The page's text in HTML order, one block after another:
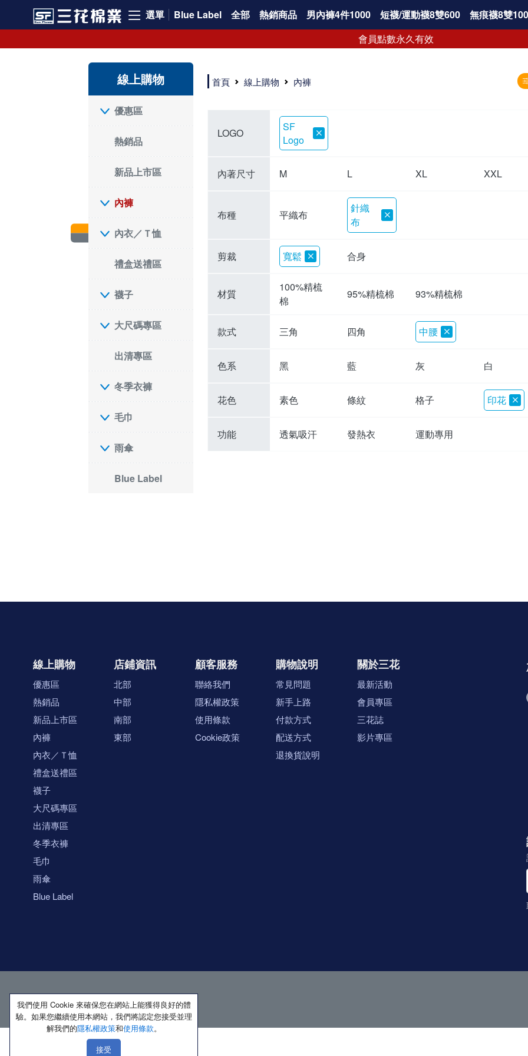
選單 Blue Label 全部 熱銷商品 男內褲4件1000 短襪/運動襪8雙600 無痕襪8雙
會員點數永久有效
線上購物
優惠區
熱銷品
新品上市區
內褲
內衣／Ｔ恤
禮盒送禮區
襪子
大尺碼專區
出清專區
冬季衣褲
毛巾
雨傘
Blue Label
選擇內褲、平口褲、純棉內褲首重品質。舒適、透氣的內褲、平口褲、純棉內褲能影響健康，須謹慎挑選。三花內褲透氣不悶，值得信賴！
三花內褲、平口褲、純棉內褲50年來持續升級，符合人體工學設計，柔軟無勒痕的鬆緊帶。三花內褲是肌膚好友，口碑熱銷！
選擇內褲首重品質。三花內褲50年來不斷升級，證明其卓越品質。符合人體工學剪裁，柔軟無痕鬆緊帶，是必買首選。兼具品質與外型，與肌膚零感接觸，穿著舒適，看來有質感。三花內褲設計獨特，質料優良，專業剪裁，呵護肌膚。新鮮高品質棉材製成，多款選擇，耐洗耐穿，三花內褲絕對首選。
"內褲購買及使用經驗網友來信分享 近年來，我經常在大型連鎖賣場如佳瑪、美華泰等地看到三花內褲的展示。最近一兩年，甚至百貨公司及街頭店鋪都開始大量出現三花專櫃或專賣店。我猜測，這應該是三花在營運策略上的調整，才使得這些改變成為現實。 本來，三花內褲一直是消費者選購內褲時的熱門選項之一。內褲櫃點的增多使我更加注意到這個品牌，因此我在選購內褲時，特意多研究了一下三花內褲的設計。 先從內褲外層包裝談起，有些內褲有PP袋包裝，有些則沒有。雖然這是一件小事，但我發現朋友們中有人會介意內褲包裝沒有PP袋。他們認為沒有PP袋會使包裝不夠精美。對我來說，有PP袋確實能提升包裝的精緻度，但內褲不裝PP袋其實也算是環保。所以，這就看每個人對內褲包裝的需求和感受了。 每次購買內褲時，我都會特別帶一件五片式剪裁的內褲。三花的平口內褲被稱為全國第一件五片式剪裁內褲，這話應該不是隨便說說的，畢竟三花是一個擁有超過50年歷史的老品牌，專注於研發和改良內褲。當初，我覺得這種設計有些花俏，只是圖個新鮮買來試試，結果發現內褲多一片真的有其優勢，尤其是減少了內褲卡屁的次數。雖然這個狀況不可能完全消失，但大大增加了穿著的舒適度。 三花內褲的價格也在我能接受的範圍內，因此它逐漸成為我的心頭好。此外，內褲選購時的另一個重要因素是鬆緊帶。看內褲是否舊了，第一眼通常看鬆緊帶。故意或不小心露出內褲褲頭的時候，印象分數也是由鬆緊帶決定的。 很多內褲品牌強調鬆緊帶的造型及花樣，這類內褲非常適合一些特殊場合，如單身聯誼或約會時穿著，能夠加分不少。日常使用的內褲則建議選擇鬆緊帶不易鬆垮的，花樣其次。三花特別強調內褲鬆緊帶的耐洗度，而其他品牌鮮少提及這一點。 分場合選擇內褲是我的習慣。特殊場合內褲要講究一點，但平日則需要選擇鬆緊帶有保障的內褲。畢竟，內褲是每天陪伴我們超過12個小時的衣物，找到適合自己且耐洗耐穿高CP值的內褲才是最明智的選擇。 內褲畢竟是消耗品，定期更換非常重要。如果內褲沾染到髒污或處於潮濕的環境，就不應該撐太久。這是因為內褲長期接觸身體的重要部位，所以選擇和保養都要謹慎。 以上是我個人的內褲使用分享，並非業配，不代表任何人的立場。內褲還是要以自身體驗最為準確。希望大家都能找到適合自己的內褲，並多多支持台灣品牌。"
首頁 線上購物 內褲
LOGO
SF
Logo
內著尺寸 M L XL XXL
布種 平織布
針織
布
剪裁 寬鬆 合身
材質
100%精梳
棉
95%精梳棉 93%精梳棉
款式 三角 四角 中腰
色系 黑 藍 灰 白
花色 素色 條紋 格子 印花
功能 透氣吸汗 發熱衣 運動專用
線上購物
優惠區
熱銷品
新品上市區
內褲
內衣／Ｔ恤
禮盒送禮區
襪子
大尺碼專區
出清專區
冬季衣褲
毛巾
雨傘
Blue Label
店鋪資訊
北部
中部
南部
東部
顧客服務
聯絡我們
隱私權政策
使用條款
Cookie政策
購物說明
常見問題
新手上路
付款方式
配送方式
退換貨說明
關於三花
最新活動
會員專區
三花誌
影片專區
著作權所有 保留一切權利
我們使用 Cookie 來確保您在網站上能獲得良好的體
驗。如果您繼續使用本網站，我們將認定您接受並理
解我們的隱私權政策和使用條款。
接受